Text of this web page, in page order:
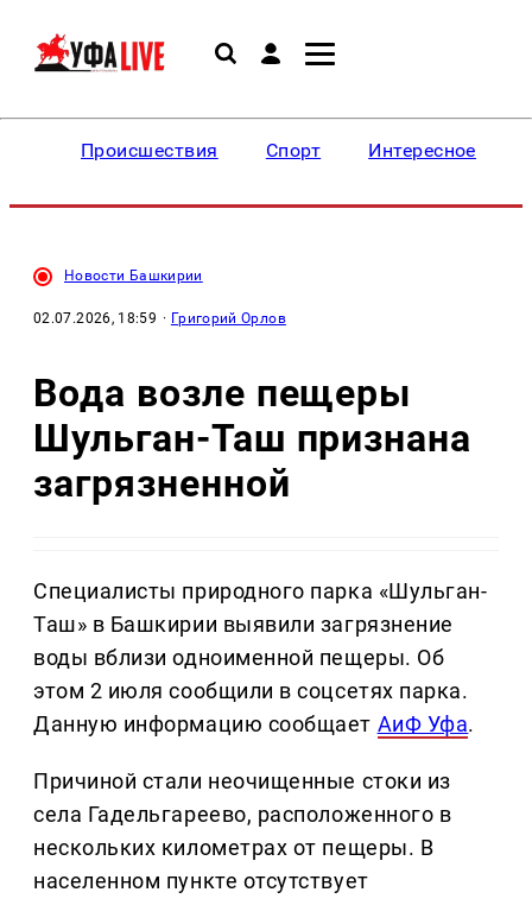
Происшествия Спорт Интересное
Новости Башкирии
02.07.2026, 18:59 · Григорий Орлов
Вода возле пещеры
Шульган-Таш признана
загрязненной
Специалисты природного парка «Шульган-
Таш» в Башкирии выявили загрязнение
воды вблизи одноименной пещеры. Об
этом 2 июля сообщили в соцсетях парка.
Данную информацию сообщает АиФ Уфа.
Причиной стали неочищенные стоки из
села Гадельгареево, расположенного в
нескольких километрах от пещеры. В
населенном пункте отсутствует